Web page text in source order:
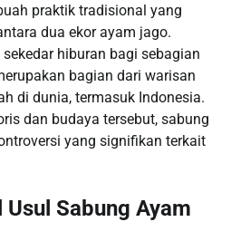
praktik tradisional yang
dua ekor ayam jago.
hiburan bagi sebagian
bagian dari warisan
di dunia, termasuk Indonesia.
dan budaya tersebut, sabung
yang signifikan terkait
Sabung Ayam